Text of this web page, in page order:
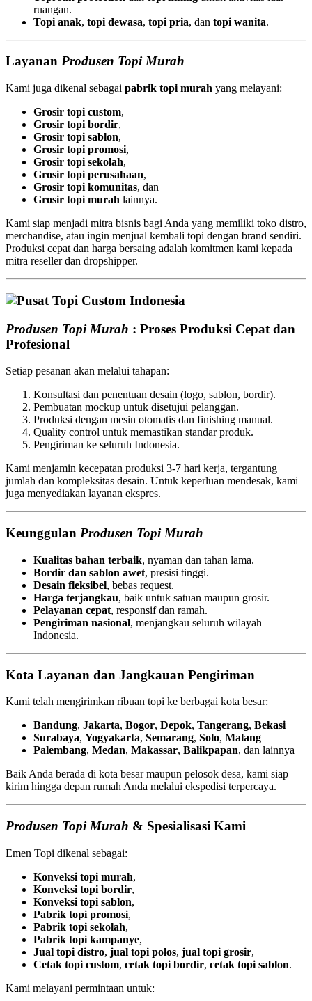
ruangan.
Topi anak, topi dewasa, topi pria, dan topi wanita.
Layanan Produsen Topi Murah
Kami juga dikenal sebagai pabrik topi murah yang melayani:
Grosir topi custom,
Grosir topi bordir,
Grosir topi sablon,
Grosir topi promosi,
Grosir topi sekolah,
Grosir topi perusahaan,
Grosir topi komunitas, dan
Grosir topi murah lainnya.
Kami siap menjadi mitra bisnis bagi Anda yang memiliki toko distro,
merchandise, atau ingin menjual kembali topi dengan brand sendiri.
Produksi cepat dan harga bersaing adalah komitmen kami kepada
mitra reseller dan dropshipper.
Produsen Topi Murah : Proses Produksi Cepat dan
Profesional
Setiap pesanan akan melalui tahapan:
Konsultasi dan penentuan desain (logo, sablon, bordir).
Pembuatan mockup untuk disetujui pelanggan.
Produksi dengan mesin otomatis dan finishing manual.
Quality control untuk memastikan standar produk.
Pengiriman ke seluruh Indonesia.
Kami menjamin kecepatan produksi 3-7 hari kerja, tergantung
jumlah dan kompleksitas desain. Untuk keperluan mendesak, kami
juga menyediakan layanan ekspres.
Keunggulan Produsen Topi Murah
Kualitas bahan terbaik, nyaman dan tahan lama.
Bordir dan sablon awet, presisi tinggi.
Desain fleksibel, bebas request.
Harga terjangkau, baik untuk satuan maupun grosir.
Pelayanan cepat, responsif dan ramah.
Pengiriman nasional, menjangkau seluruh wilayah
Indonesia.
Kota Layanan dan Jangkauan Pengiriman
Kami telah mengirimkan ribuan topi ke berbagai kota besar:
Bandung, Jakarta, Bogor, Depok, Tangerang, Bekasi
Surabaya, Yogyakarta, Semarang, Solo, Malang
Palembang, Medan, Makassar, Balikpapan, dan lainnya
Baik Anda berada di kota besar maupun pelosok desa, kami siap
kirim hingga depan rumah Anda melalui ekspedisi terpercaya.
Produsen Topi Murah & Spesialisasi Kami
Emen Topi dikenal sebagai:
Konveksi topi murah,
Konveksi topi bordir,
Konveksi topi sablon,
Pabrik topi promosi,
Pabrik topi sekolah,
Pabrik topi kampanye,
Jual topi distro, jual topi polos, jual topi grosir,
Cetak topi custom, cetak topi bordir, cetak topi sablon.
Kami melayani permintaan untuk: